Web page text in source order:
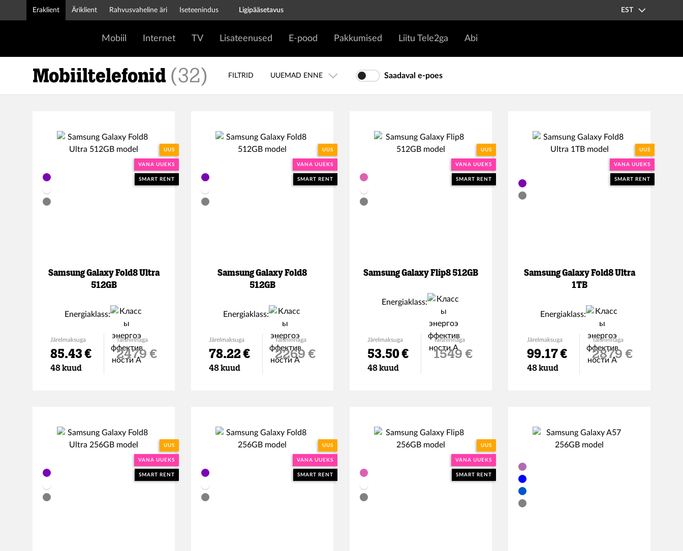
Eraklient Äriklient Rahvusvaheline äri Iseteenindus Ligipääsetavus EST
Mobiil Internet TV Lisateenused E-pood Pakkumised Liitu Tele2ga Abi
Mobiiltelefonid (32) FILTRID UUEMAD ENNE Saadaval e-poes
UUS
VANA UUEKS
SMART RENT
Samsung Galaxy Fold8 Ultra
512GB
Energiaklass:
Järelmaksuga
85.43 €
48 kuud
Täishinnaga
2479 €
UUS
VANA UUEKS
SMART RENT
Samsung Galaxy Fold8
512GB
Energiaklass:
Järelmaksuga
78.22 €
48 kuud
Täishinnaga
2269 €
UUS
VANA UUEKS
SMART RENT
Samsung Galaxy Flip8 512GB
Energiaklass:
Järelmaksuga
53.50 €
48 kuud
Täishinnaga
1549 €
UUS
VANA UUEKS
SMART RENT
Samsung Galaxy Fold8 Ultra
1TB
Energiaklass:
Järelmaksuga
99.17 €
48 kuud
Täishinnaga
2879 €
UUS
VANA UUEKS
SMART RENT
UUS
VANA UUEKS
SMART RENT
UUS
VANA UUEKS
SMART RENT